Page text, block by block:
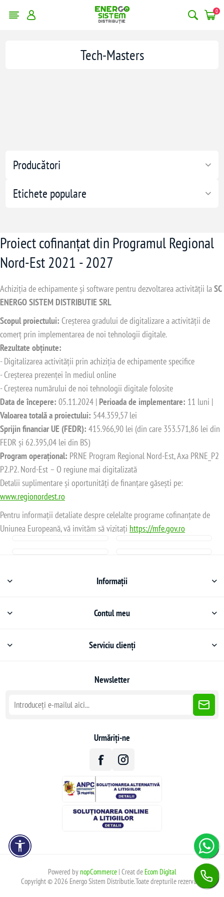
0
Producători
Etichete populare
Tech-Masters
Proiect cofinanțat din Programul Regional
Nord-Est 2021 - 2027
Achiziția de echipamente și software pentru dezvoltarea activității laSC
ENERGO SISTEM DISTRIBUTIE SRL
Scopul proiectului: Creșterea gradului de digitalizare a activității de
comerț prin implementarea de noi tehnologii digitale.
Rezultate obținute:
- Digitalizarea activității prin achiziția de echipamente specifice
- Creșterea prezenței în mediul online
- Creșterea numărului de noi tehnologii digitale folosite
Data de începere: 05.11.2024 | Perioada de implementare: 11 luni |
Valoarea totală a proiectului: 544.359,57 lei
Sprijin financiar UE (FEDR): 415.966,90 lei (din care 353.571,86 lei din
FEDR și 62.395,04 lei din BS)
Program operațional: PRNE Program Regional Nord-Est, Axa PRNE_P2
P2.P2. Nord-Est – O regiune mai digitalizată
Detalii suplimentare și oportunități de finanțare găsești pe:
www.regionordest.ro
Pentru informații detaliate despre celelalte programe cofinanțate de
Uniunea Europeană, vă invităm să vizitați https://mfe.gov.ro
Informații
Contul meu
Serviciu clienți
Newsletter
Urmăriți-ne
Powered bynopCommerce| Creat de Ecom Digital
Copyright © 2026 Energo Sistem Distributie.Toate drepturile rezervate.